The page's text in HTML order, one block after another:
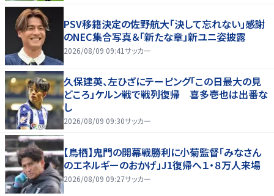
PSV移籍決定の佐野航大「決して忘れない」感謝
のNEC集合写真＆「新たな章」新ユニ姿披露
2026/08/09 09:41サッカー
久保建英、左ひざにテーピング「この日最大の見
どころ」ケルン戦で戦列復帰 喜多壱也は出番な
し
2026/08/09 09:30サッカー
【鳥栖】鬼門の開幕戦勝利に小菊監督「みなさん
のエネルギーのおかげ」J1復帰へ１・８万人来場
2026/08/09 09:27サッカー